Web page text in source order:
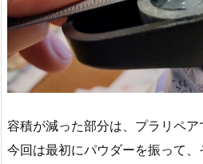
容積が減った部分は、プラリペア
今回は最初にパウダーを振って